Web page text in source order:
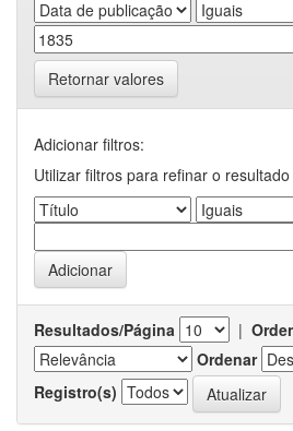
Retornar valores
Adicionar filtros:
Utilizar filtros para refinar o
Resultados/Página |
Ordenar
Registro(s)